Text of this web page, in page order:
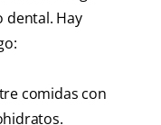
dental. Hay
comidas con